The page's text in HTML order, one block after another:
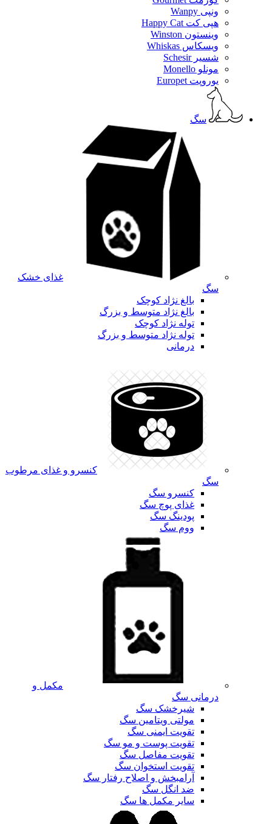
ونپی Wanpy
هپی کت Happy Cat
وینستون Winston
ویسکاس Whiskas
شسیر Schesir
مونلو Monello
یوروپت Europet
سگ
غذای خشک
سگ
بالغ نژاد کوچک
بالغ نژاد متوسط و بزرگ
توله نژاد کوچک
توله نژاد متوسط و بزرگ
درمانی
کنسرو و غذای مرطوب
سگ
کنسرو سگ
غذای پوچ سگ
پودینگ سگ
ووم سگ
مکمل و
درمانی سگ
شیرخشک سگ
مولتی ویتامین سگ
تقویت ایمنی سگ
تقویت پوست و مو سگ
تقویت مفاصل سگ
تقویت استخوان سگ
آرامبخش و اصلاح رفتار سگ
ضد انگل سگ
سایر مکمل ها سگ